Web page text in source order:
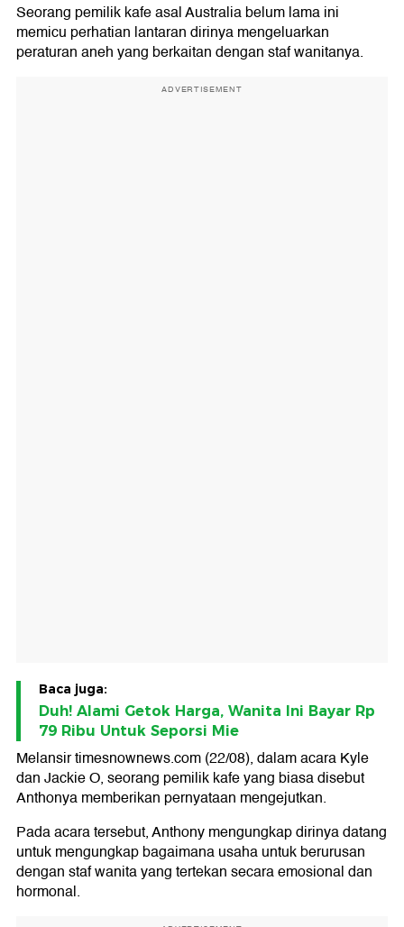
Seorang pemilik kafe asal Australia belum lama ini
memicu perhatian lantaran dirinya mengeluarkan
peraturan aneh yang berkaitan dengan staf wanitanya.
ADVERTISEMENT
Baca juga:
Duh! Alami Getok Harga, Wanita Ini Bayar Rp
79 Ribu Untuk Seporsi Mie
Melansir timesnownews.com (22/08), dalam acara Kyle
dan Jackie O, seorang pemilik kafe yang biasa disebut
Anthonya memberikan pernyataan mengejutkan.
Pada acara tersebut, Anthony mengungkap dirinya datang
untuk mengungkap bagaimana usaha untuk berurusan
dengan staf wanita yang tertekan secara emosional dan
hormonal.